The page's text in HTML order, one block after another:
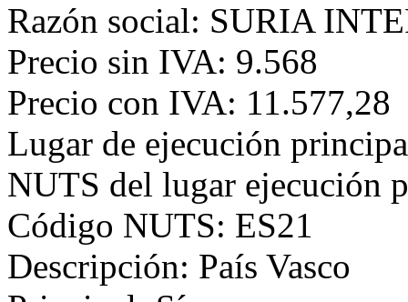
Razón social: SURIA
Precio sin IVA: 9.568
Precio con IVA: 11.577,28
Lugar de ejecución
NUTS del lugar ejecución
Código NUTS: ES21
Descripción: País Vasco